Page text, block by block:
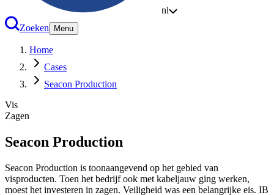
nl
Zoeken
Menu
Home
Cases
Seacon Production
Vis
Zagen
Seacon Production
Seacon Production is toonaangevend op het gebied van
visproducten. Toen het bedrijf ook met kabeljauw ging werken,
moest het investeren in zagen. Veiligheid was een belangrijke eis. IB